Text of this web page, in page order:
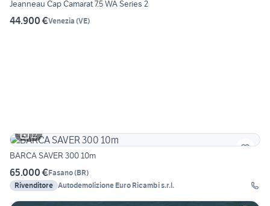
Jeanneau Cap Camarat 7.5 WA Series 2
44.900 €Venezia (VE)
12
BARCA SAVER 300 10m
65.000 €Fasano(BR)
Rivenditore Autodemolizione Euro Ricambi s.r.l.